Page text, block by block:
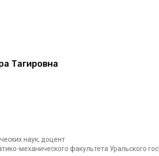
Тагировна
наук, доцент
механического факультета Уральского